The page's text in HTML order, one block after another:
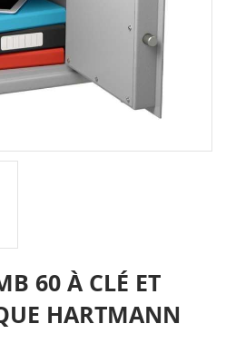
60 À CLÉ ET
HARTMANN